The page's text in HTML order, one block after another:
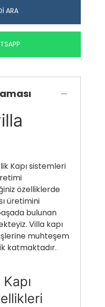
ARA
Kapı sistemleri
özelliklerde
üretimini
bulunan
Villa kapı
muhteşem
katmaktadır.